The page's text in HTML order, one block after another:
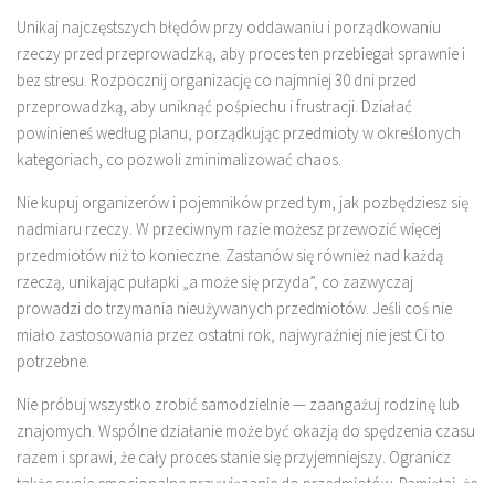
Unikaj najczęstszych błędów przy oddawaniu i porządkowaniu
rzeczy przed przeprowadzką, aby proces ten przebiegał sprawnie i
bez stresu. Rozpocznij organizację co najmniej 30 dni przed
przeprowadzką, aby uniknąć pośpiechu i frustracji. Działać
powinieneś według planu, porządkując przedmioty w określonych
kategoriach, co pozwoli zminimalizować chaos.
Nie kupuj organizerów i pojemników przed tym, jak pozbędziesz się
nadmiaru rzeczy. W przeciwnym razie możesz przewozić więcej
przedmiotów niż to konieczne. Zastanów się również nad każdą
rzeczą, unikając pułapki „a może się przyda”, co zazwyczaj
prowadzi do trzymania nieużywanych przedmiotów. Jeśli coś nie
miało zastosowania przez ostatni rok, najwyraźniej nie jest Ci to
potrzebne.
Nie próbuj wszystko zrobić samodzielnie — zaangażuj rodzinę lub
znajomych. Wspólne działanie może być okazją do spędzenia czasu
razem i sprawi, że cały proces stanie się przyjemniejszy. Ogranicz